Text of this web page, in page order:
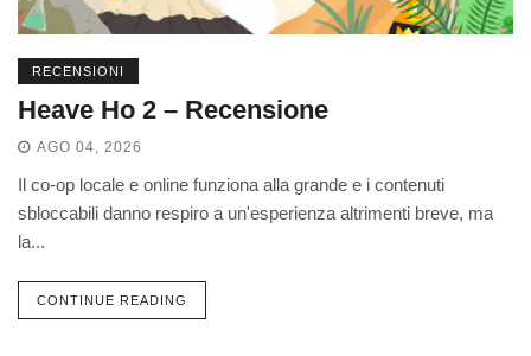
RECENSIONI
Heave Ho 2 – Recensione
AGO 04, 2026
Il co-op locale e online funziona alla grande e i contenuti
sbloccabili danno respiro a un'esperienza altrimenti breve, ma
la...
CONTINUE READING